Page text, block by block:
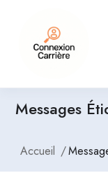
Messages
Accueil